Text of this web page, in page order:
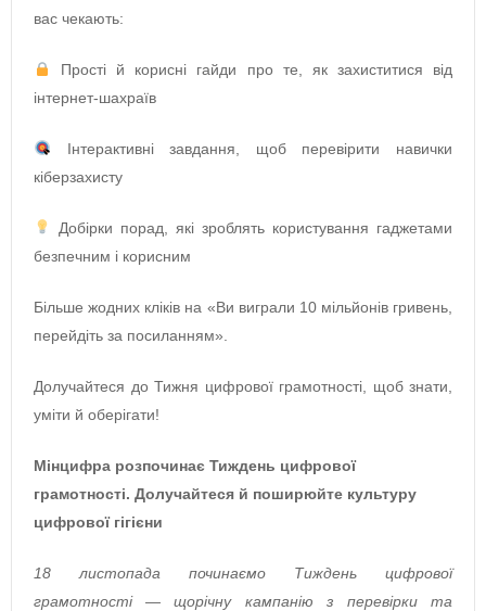
вас чекають:
Прості й корисні гайди про те, як захиститися від
інтернет-шахраїв
Інтерактивні завдання, щоб перевірити навички
кіберзахисту
Добірки порад, які зроблять користування гаджетами
безпечним і корисним
Більше жодних кліків на «Ви виграли 10 мільйонів гривень,
перейдіть за посиланням».
Долучайтеся до Тижня цифрової грамотності, щоб знати,
уміти й оберігати!
Мінцифра розпочинає Тиждень цифрової
грамотності. Долучайтеся й поширюйте культуру
цифрової гігієни
18 листопада починаємо Тиждень цифрової
грамотності — щорічну кампанію з перевірки та